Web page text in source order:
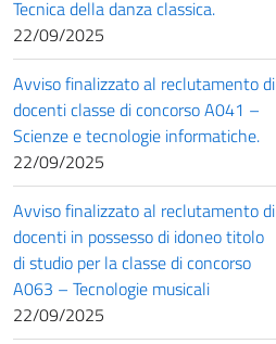
Tecnica della danza classica.
22/09/2025
Avviso finalizzato al reclutamento di
docenti classe di concorso A041 –
Scienze e tecnologie informatiche.
22/09/2025
Avviso finalizzato al reclutamento di
docenti in possesso di idoneo titolo
di studio per la classe di concorso
A063 – Tecnologie musicali
22/09/2025